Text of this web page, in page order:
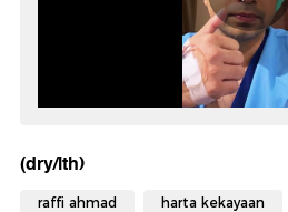
(dry/lth)
raffi ahmad harta kekayaan